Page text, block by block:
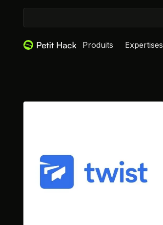
Produits Expertises